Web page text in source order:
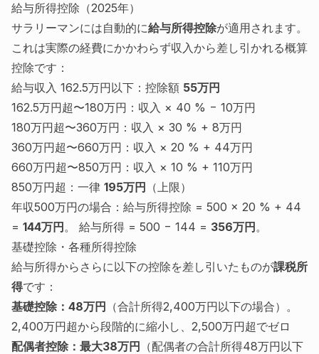
給与所得控除（2025年）
サラリーマンには自動的に給与所得控除が適用されます。
これは実際の経費にかかわらず収入から差し引かれる概算
控除です：
給与収入 162.5万円以下：控除額 55万円
162.5万円超〜180万円：収入 × 40 % − 10万円
180万円超〜360万円：収入 × 30 % + 8万円
360万円超〜660万円：収入 × 20 % + 44万円
660万円超〜850万円：収入 × 10 % + 110万円
850万円超：一律 195万円
（上限）
年収500万円の場合：給与所得控除 = 500 × 20 % + 44
= 144万円 。 給与所得 = 500 − 144 = 356万円 。
基礎控除・各種所得控除
給与所得からさらに以下の控除を差し引いたものが課税所
得です：
基礎控除：48万円
（合計所得2,400万円以下の場合）。
2,400万円超から段階的に縮小し、2,500万円超でゼロ
配偶者控除：最大38万円
（配偶者の合計所得48万円以下